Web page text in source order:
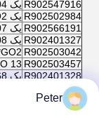
R902547916 یک AA10VSO 71 DR /31R-VKC92K04
R902502984 یک AA10VSO 71 DR /31R-VKC92K05 *GO2*
R902566191 یک AA10VSO 71 DR /31R-VKC92K07
R902401327 یک AA10VSO 71 DR /31R-VKC92K08
R902503042
R902503457
13
R902401328 یک AA10VSO 71 DR /31R-VKC92K68
R902506255
R902504882
R902401067
Peter